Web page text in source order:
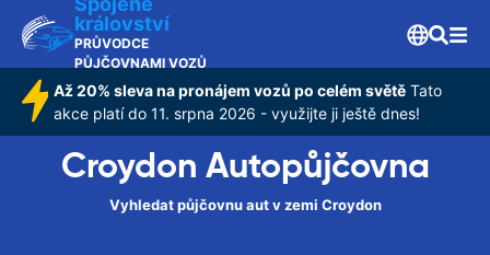
království
PRŮVODCE
PŮJČOVNAMI VOZŮ
Až 20% sleva na pronájem vozů po celém světě Tato
akce platí do 11. srpna 2026 - využijte ji ještě dnes!
Croydon Autopůjčovna
Vyhledat půjčovnu aut v zemi Croydon